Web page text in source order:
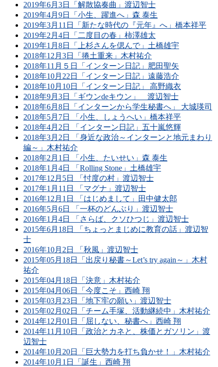
2019年6月3日「解散協奏曲」渡辺智士
2019年4月9日「小生、躍進へ」森 泰生
2019年3月11日「新たな時代の『元年』へ」橋本祥平
2019年2月4日「二度目の春」柿澤雄太
2019年1月8日「上杉さんを偲んで」土橋雄宇
2018年12月3日「捲土重来」木村祐介
2018年11月５日「インターン日記」肥田聖矢
2018年10月22日「インターン日記」遠藤浩介
2018年10月10日「インターン日記」 高野織衣
2018年9月3日「ギウンdeキウン」 渡辺智士
2018年6月8日「インターンから学生秘書へ」 大城瑛司
2018年5月7日 「小生、しょうへい」橋本祥平
2018年4月2日 「インターン日記」五十嵐悠輝
2018年3月2日 「身近な政治～インターンと地元まわり
編～」木村祐介
2018年2月1日 「小生、たいせい」森 泰生
2018年1月4日 「Rolling Stone」土橋雄宇
2017年12月5日 「忖度の村」渡辺智士
2017年1月11日 「マグナ」渡辺智士
2016年12月1日 「はじめまして」田中健太郎
2016年5月6日 「一杯のどんぶり」渡辺智士
2016年1月4日 「さらば、クソひつじ」渡辺智士
2015年6月18日 「ちょっとまじめに教育の話」渡辺智
士
2016年10月2日 「秋風」渡辺智士
2015年05月18日「出戻り秘書～Let’s try again～」木村
祐介
2015年04月18日「決意」木村祐介
2015年04月06日「今度こそ」西崎 翔
2015年03月23日「地下牢の願い」渡辺智士
2015年02月02日「チーム手塚、活動継続中」木村祐介
2014年12月01日「屈しない、秘書へ」西崎 翔
2014年11月10日「政治とカネと、株価とガソリン」渡
辺智士
2014年10月20日「巨大勢力を打ち負かせ！」木村祐介
2014年10月1日「誕生」西崎 翔